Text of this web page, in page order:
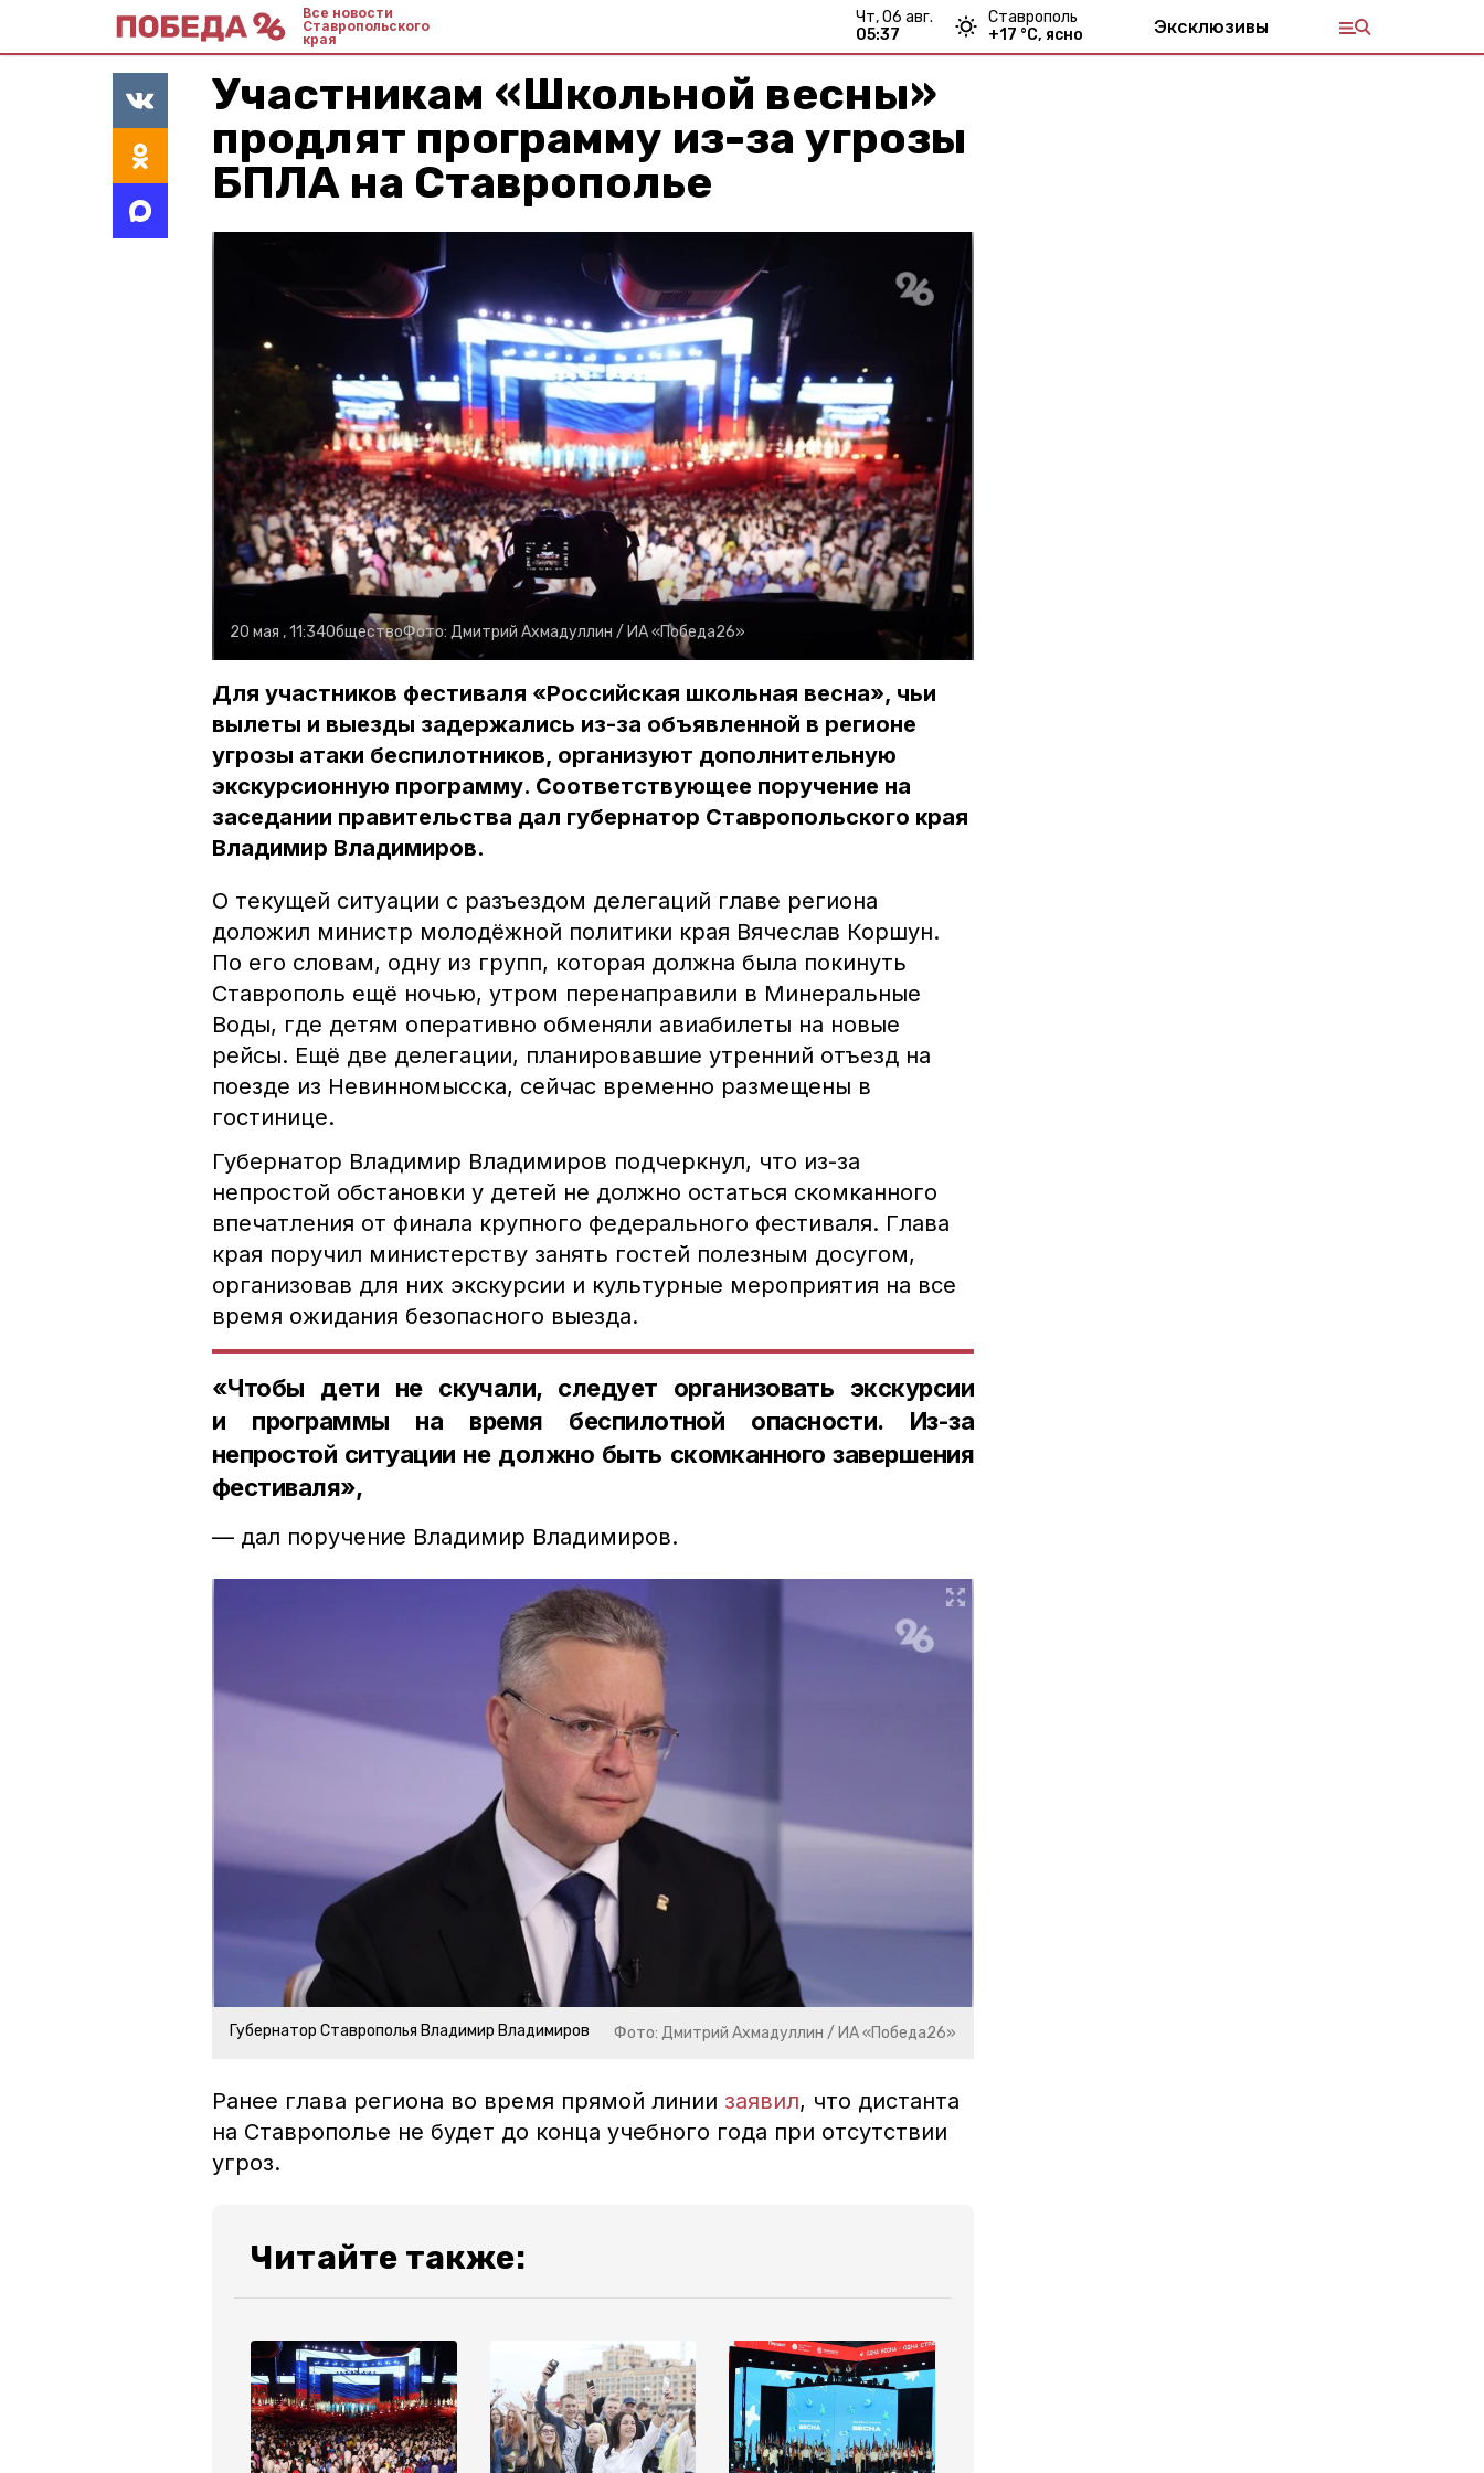
Все новости
Ставропольского
края
чт, 06 авг.
05:37
Ставрополь
+17 °С, ясно Эксклюзивы
Участникам «Школьной весны»
продлят программу из-за угрозы
БПЛА на Ставрополье
20 мая , 11:34ОбществоФото: Дмитрий Ахмадуллин / ИА «Победа26»
Для участников фестиваля «Российская школьная весна», чьи
вылеты и выезды задержались из-за объявленной в регионе
угрозы атаки беспилотников, организуют дополнительную
экскурсионную программу. Соответствующее поручение на
заседании правительства дал губернатор Ставропольского края
Владимир Владимиров.
О текущей ситуации с разъездом делегаций главе региона
доложил министр молодёжной политики края Вячеслав Коршун.
По его словам, одну из групп, которая должна была покинуть
Ставрополь ещё ночью, утром перенаправили в Минеральные
Воды, где детям оперативно обменяли авиабилеты на новые
рейсы. Ещё две делегации, планировавшие утренний отъезд на
поезде из Невинномысска, сейчас временно размещены в
гостинице.
Губернатор Владимир Владимиров подчеркнул, что из-за
непростой обстановки у детей не должно остаться скомканного
впечатления от финала крупного федерального фестиваля. Глава
края поручил министерству занять гостей полезным досугом,
организовав для них экскурсии и культурные мероприятия на все
время ожидания безопасного выезда.
«Чтобы дети не скучали, следует организовать экскурсии
и программы на время беспилотной опасности. Из-за
непростой ситуации не должно быть скомканного завершения
фестиваля»,
— дал поручение Владимир Владимиров.
Губернатор Ставрополья Владимир Владимиров Фото: Дмитрий Ахмадуллин / ИА «Победа26»
Ранее глава региона во время прямой линии заявил, что дистанта
на Ставрополье не будет до конца учебного года при отсутствии
угроз.
Читайте также: